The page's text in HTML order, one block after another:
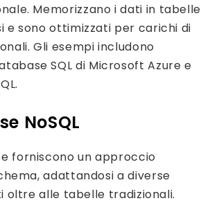
Memorizzano i dati in tabelle
e sono ottimizzati per carichi di
Gli esempi includono
SQL di Microsoft Azure e
NoSQL
forniscono un approccio
adattandosi a diverse
oltre alle tabelle tradizionali.